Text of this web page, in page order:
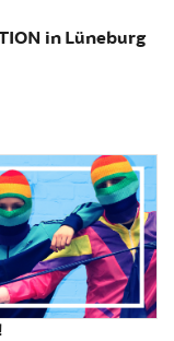
in Lüneburg